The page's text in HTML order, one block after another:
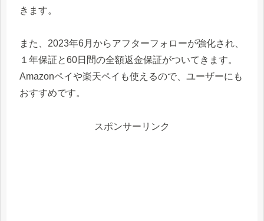
きます。
また、2023年6月からアフターフォローが強化され、
１年保証と60日間の全額返金保証がついてきます。
Amazonペイや楽天ペイも使えるので、ユーザーにも
おすすめです。
スポンサーリンク